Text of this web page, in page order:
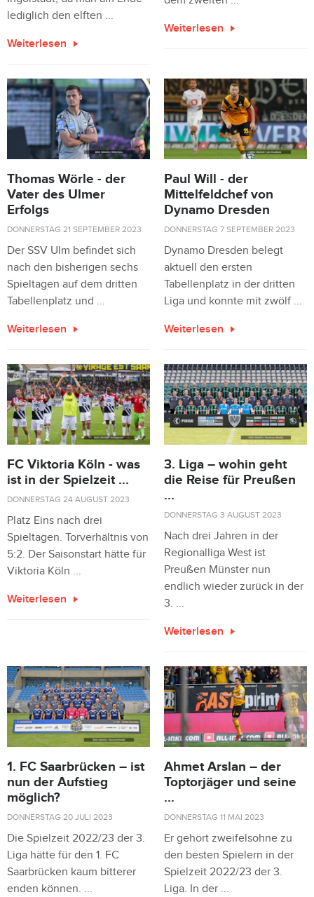
lediglich den elften ...
Weiterlesen
Weiterlesen
Thomas Wörle - der
Vater des Ulmer
Erfolgs
DONNERSTAG 21 SEPTEMBER 2023
Der SSV Ulm befindet sich
nach den bisherigen sechs
Spieltagen auf dem dritten
Tabellenplatz und ...
Weiterlesen
Paul Will - der
Mittelfeldchef von
Dynamo Dresden
DONNERSTAG 7 SEPTEMBER 2023
Dynamo Dresden belegt
aktuell den ersten
Tabellenplatz in der dritten
Liga und konnte mit zwölf ...
Weiterlesen
FC Viktoria Köln - was
ist in der Spielzeit ...
DONNERSTAG 24 AUGUST 2023
Platz Eins nach drei
Spieltagen. Torverhältnis von
5:2. Der Saisonstart hätte für
Viktoria Köln ...
Weiterlesen
3. Liga – wohin geht
die Reise für Preußen
...
DONNERSTAG 3 AUGUST 2023
Nach drei Jahren in der
Regionalliga West ist
Preußen Münster nun
endlich wieder zurück in der
3. ...
Weiterlesen
1. FC Saarbrücken – ist
nun der Aufstieg
möglich?
DONNERSTAG 20 JULI 2023
Die Spielzeit 2022/23 der 3.
Liga hätte für den 1. FC
Saarbrücken kaum bitterer
enden können. ...
Ahmet Arslan – der
Toptorjäger und seine
...
DONNERSTAG 11 MAI 2023
Er gehört zweifelsohne zu
den besten Spielern in der
Spielzeit 2022/23 der 3.
Liga. In der ...